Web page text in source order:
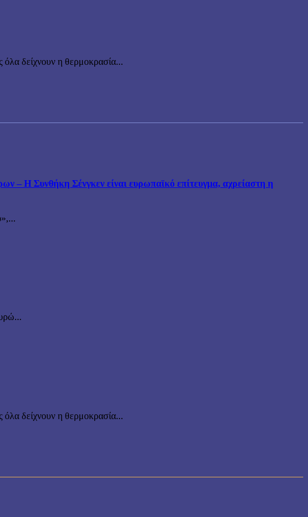
δείχνουν η θερμοκρασία...
– Η Συνθήκη Σένγκεν είναι ευρωπαϊκό επίτευγμα, αχρείαστη η
δείχνουν η θερμοκρασία...